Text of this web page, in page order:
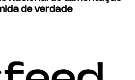
de verdade